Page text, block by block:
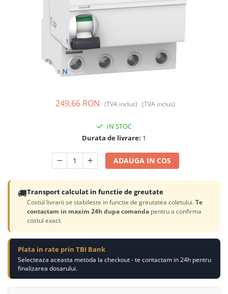
Prize și fișe industriale
Suporturi de fixare
Întrerupătoare249,66 RON (TVA inclus) (TVA inclus)
IN STOC
Durata de livrare: 1
ADAUGA IN COS
🚚Transport calculat in functie de greutate
Costul livrarii se stabileste in functie de greutatea coletului.Te
contactam in maxim 24h dupa comanda pentru a confirma
costul exact.
Plata in rate prin TBI Bank
Selecteaza aceasta metoda la checkout - te contactam in 24h pentru
finalizarea dosarului.